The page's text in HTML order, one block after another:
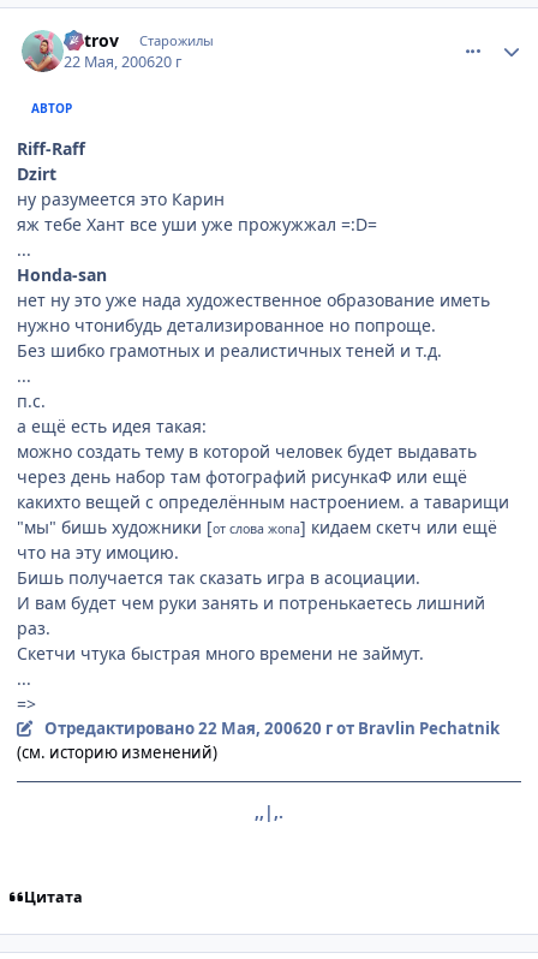
Vetrov Старожилы
22 Мая, 200620 г
АВТОР
Riff-Raff
Dzirt
ну разумеется это Карин
яж тебе Хант все уши уже прожужжал =:D=
...
Honda-san
нет ну это уже нада художественное образование иметь
нужно чтонибудь детализированное но попроще.
Без шибко грамотных и реалистичных теней и т.д.
...
п.с.
а ещё есть идея такая:
можно создать тему в которой человек будет выдавать
через день набор там фотографий рисункаФ или ещё
какихто вещей с определённым настроением. а таварищи
"мы" бишь художники [от слова жопа] кидаем скетч или ещё
что на эту имоцию.
Бишь получается так сказать игра в асоциации.
И вам будет чем руки занять и потренькаетесь лишний
раз.
Скетчи чтука быстрая много времени не займут.
...
=>
Отредактировано22 Мая, 200620 гот Bravlin Pechatnik
(см. историю изменений)
,,|,.
Цитата